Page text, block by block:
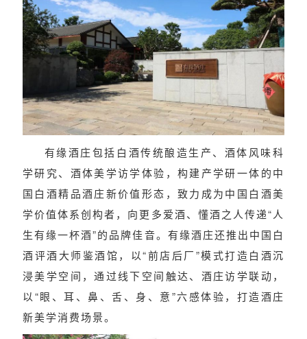
有缘酒庄包括白酒传统酿造生产、酒体风味科
学研究、酒体美学访学体验，构建产学研一体的中
国白酒精品酒庄新价值形态，致力成为中国白酒美
学价值体系创构者，向更多爱酒、懂酒之人传递“人
生有缘一杯酒”的品牌佳音。有缘酒庄还推出中国白
酒评酒大师鉴酒馆，以“前店后厂”模式打造白酒沉
浸美学空间，通过线下空间触达、酒庄访学联动，
以“眼、耳、鼻、舌、身、意”六感体验，打造酒庄
新美学消费场景。